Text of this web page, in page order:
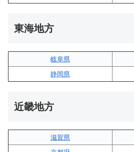
東海地方
岐阜県
静岡県
近畿地方
滋賀県